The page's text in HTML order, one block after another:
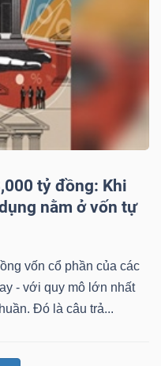
tỷ đồng: Khi
nằm ở vốn tự
vốn cổ phần của các
- với quy mô lớn nhất
Đó là câu trả...